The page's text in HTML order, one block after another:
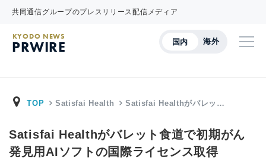
共同通信グループのプレスリリース配信メディア
国内 海外
KYODO NEWS
PRWIRE
TOP Satisfai Health Satisfai Healthがバレッ…
Satisfai Healthがバレット食道で初期がん
発見用AIソフトの国際ライセンス取得